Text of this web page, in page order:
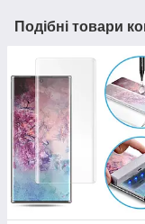
Подібні товари